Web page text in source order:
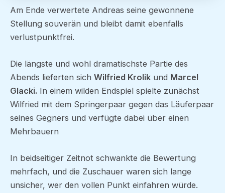
Am Ende verwertete Andreas seine gewonnene
Stellung souverän und bleibt damit ebenfalls
verlustpunktfrei.
Die längste und wohl dramatischste Partie des
Abends lieferten sich Wilfried Krolik und Marcel
Glacki. In einem wilden Endspiel spielte zunächst
Wilfried mit dem Springerpaar gegen das Läuferpaar
seines Gegners und verfügte dabei über einen
Mehrbauern
In beidseitiger Zeitnot schwankte die Bewertung
mehrfach, und die Zuschauer waren sich lange
unsicher, wer den vollen Punkt einfahren würde.